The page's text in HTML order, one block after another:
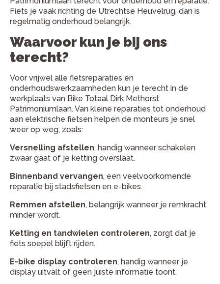
Fiets je vaak richting de Utrechtse Heuvelrug, dan is
regelmatig onderhoud belangrijk.
Waarvoor kun je bij ons
terecht?
Voor vrijwel alle fietsreparaties en
onderhoudswerkzaamheden kun je terecht in de
werkplaats van Bike Totaal Dirk Methorst
Patrimoniumlaan. Van kleine reparaties tot onderhoud
aan elektrische fietsen helpen de monteurs je snel
weer op weg, zoals:
Versnelling afstellen, handig wanneer schakelen
zwaar gaat of je ketting overslaat.
Binnenband vervangen, een veelvoorkomende
reparatie bij stadsfietsen en e-bikes.
Remmen afstellen, belangrijk wanneer je remkracht
minder wordt.
Ketting en tandwielen controleren, zorgt dat je
fiets soepel blijft rijden.
E-bike display controleren, handig wanneer je
display uitvalt of geen juiste informatie toont.